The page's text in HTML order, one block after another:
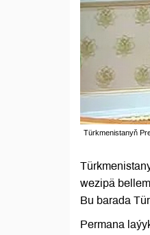
Türkmenistanyň
wezipä
Bu barada
Permana